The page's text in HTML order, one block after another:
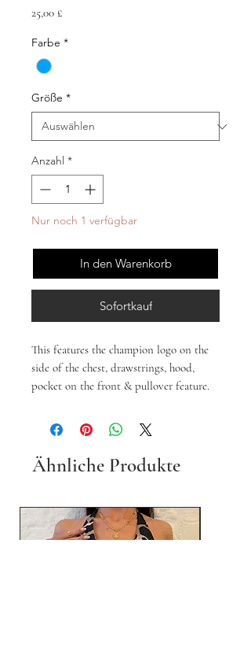
25,00 £Preis
Farbe *
Größe *
Anzahl *
Nur noch 1 verfügbar
In den Warenkorb
Sofortkauf
This features the champion logo on the
side of the chest, drawstrings, hood,
pocket on the front & pullover feature.
Ähnliche Produkte